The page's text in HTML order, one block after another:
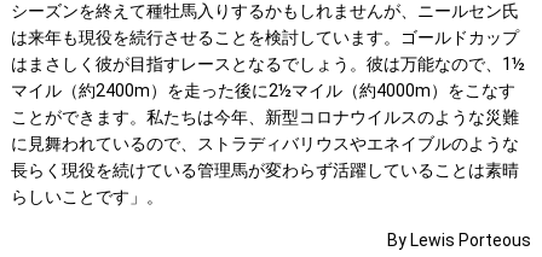
シーズンを終えて種牡馬入りするかもしれませんが、ニールセン氏
は来年も現役を続行させることを検討しています。ゴールドカップ
はまさしく彼が目指すレースとなるでしょう。彼は万能なので、1½
マイル（約2400m）を走った後に2½マイル（約4000m）をこなす
ことができます。私たちは今年、新型コロナウイルスのような災難
に見舞われているので、ストラディバリウスやエネイブルのような
長らく現役を続けている管理馬が変わらず活躍していることは素晴
らしいことです」。
By Lewis Porteous